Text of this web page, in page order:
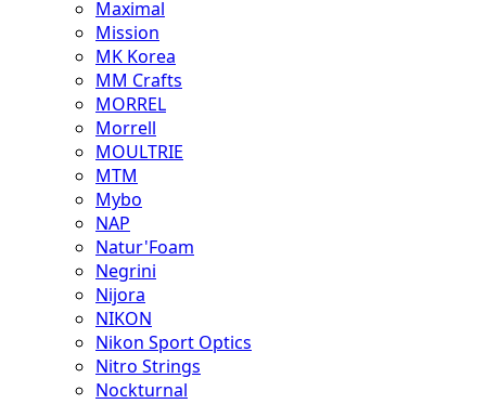
Maximal
Mission
MK Korea
MM Crafts
MORREL
Morrell
MOULTRIE
MTM
Mybo
NAP
Natur'Foam
Negrini
Nijora
NIKON
Nikon Sport Optics
Nitro Strings
Nockturnal